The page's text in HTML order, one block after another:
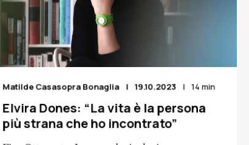
Matilde Casasopra Bonaglia 19.10.2023 14 min
Elvira Dones: “La vita è la persona
più strana che ho incontrato”